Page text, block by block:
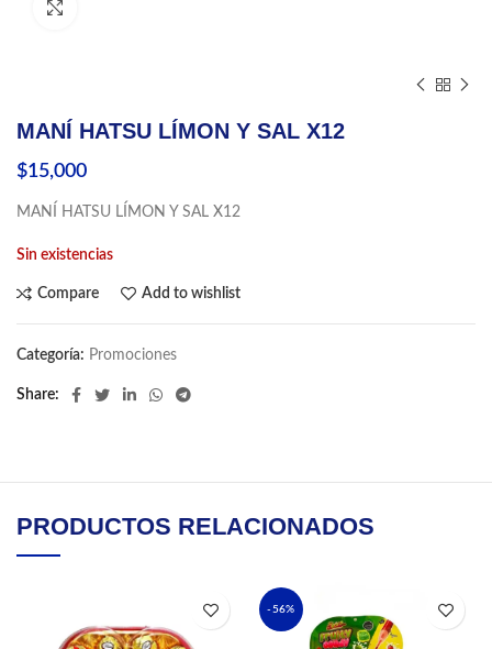
MANÍ HATSU LÍMON Y SAL X12
$15,000
MANÍ HATSU LÍMON Y SAL X12
Sin existencias
Compare Add to wishlist
Categoría: Promociones
Share
PRODUCTOS RELACIONADOS
-56%